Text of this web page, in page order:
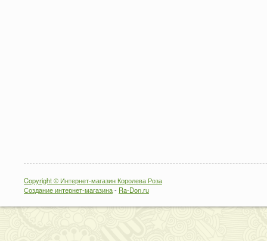
Copyright © Интернет-магазин Королева Роза
Создание интернет-магазина- Ra-Don.ru